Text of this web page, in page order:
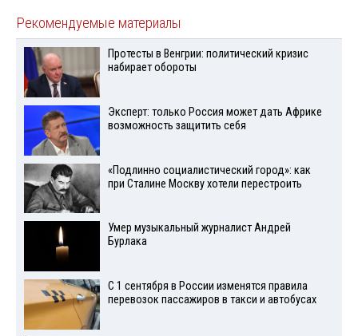
Рекомендуемые материалы
Протесты в Венгрии: политический кризис
набирает обороты
Эксперт: только Россия может дать Африке
возможность защитить себя
«Подлинно социалистический город»: как
при Сталине Москву хотели перестроить
Умер музыкальный журналист Андрей
Бурлака
С 1 сентября в России изменятся правила
перевозок пассажиров в такси и автобусах